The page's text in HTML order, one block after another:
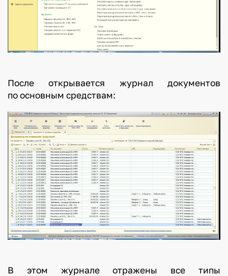
После открывается журнал документов
по основным средствам:
В этом журнале отражены все типы